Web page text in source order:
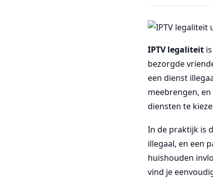
IPTV legaliteit
bezorgde
een dienst
meebrengen,
diensten te
In de praktijk is
illegaal, en een
huishouden
vind je